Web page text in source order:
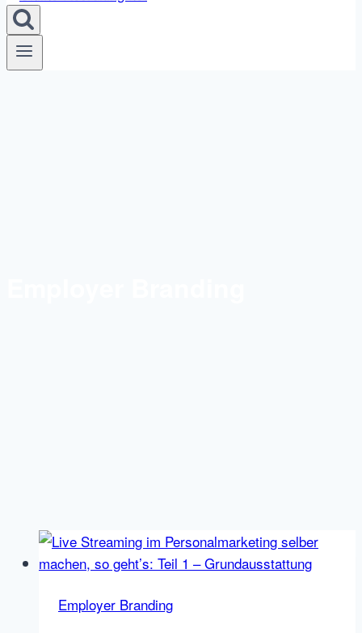
Employer Branding